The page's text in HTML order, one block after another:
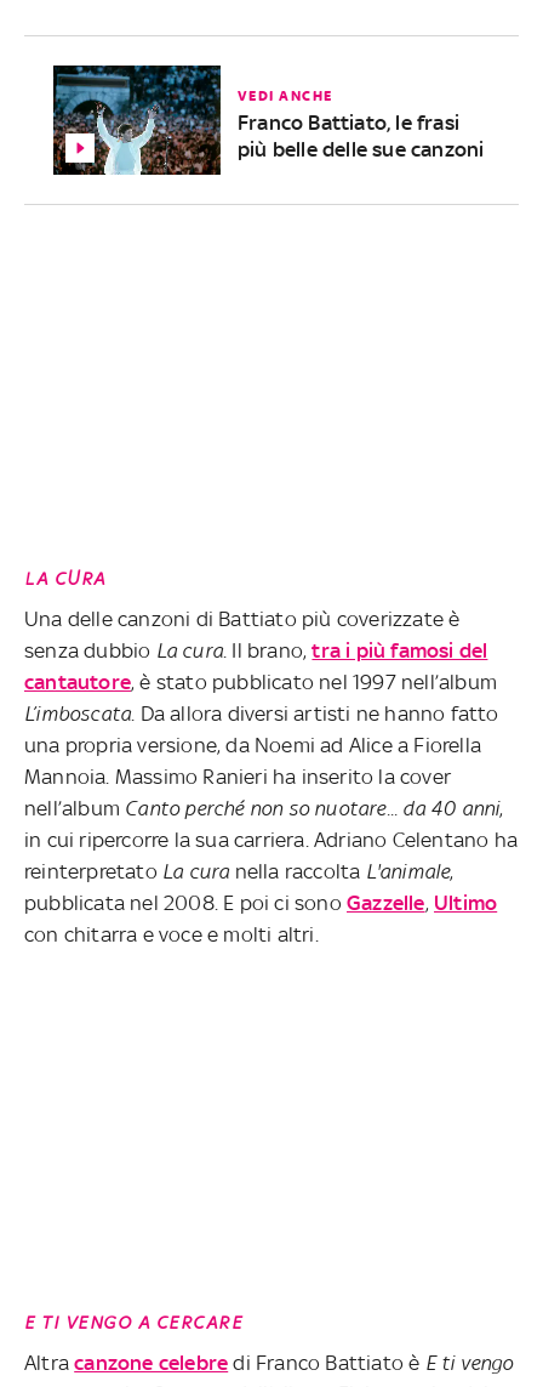
VEDI ANCHE
Franco Battiato, le frasi
più belle delle sue canzoni
LA CURA
Una delle canzoni di Battiato più coverizzate è
senza dubbio La cura. Il brano,tra i più famosi del
cantautore, è stato pubblicato nel 1997 nell’album
L’imboscata. Da allora diversi artisti ne hanno fatto
una propria versione, da Noemi ad Alice a Fiorella
Mannoia. Massimo Ranieri ha inserito la cover
nell’album Canto perché non so nuotare... da 40 anni,
in cui ripercorre la sua carriera. Adriano Celentano ha
reinterpretato La curanella raccolta L'animale,
pubblicata nel 2008. E poi ci sono Gazzelle, Ultimo
con chitarra e voce e molti altri.
E TI VENGO A CERCARE
Altracanzone celebre di Franco Battiato è E ti vengo